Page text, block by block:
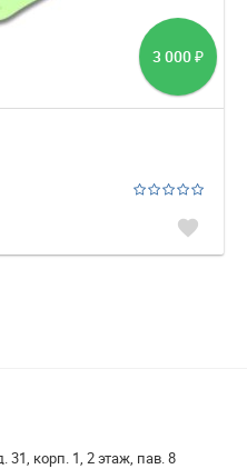
3 000 ₽
favorite
31, корп. 1, 2 этаж, пав. 8